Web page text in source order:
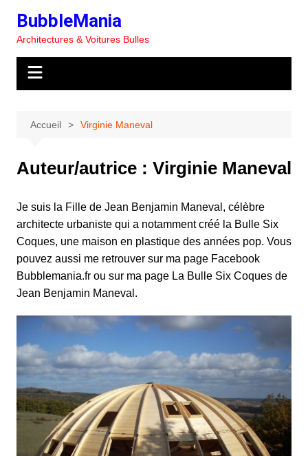
contenu
BubbleMania
Architectures & Voitures Bulles
Accueil Virginie Maneval
Auteur/autrice : Virginie Maneval
Je suis la Fille de Jean Benjamin Maneval, célèbre
architecte urbaniste qui a notamment créé la Bulle Six
Coques, une maison en plastique des années pop. Vous
pouvez aussi me retrouver sur ma page Facebook
Bubblemania.fr ou sur ma page La Bulle Six Coques de
Jean Benjamin Maneval.